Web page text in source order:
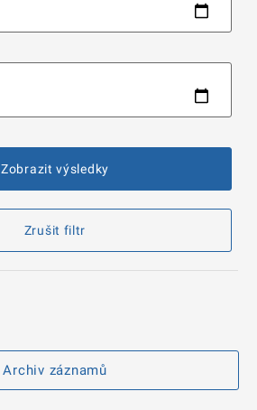
Zobrazit výsledky
Zrušit filtr
Archiv záznamů